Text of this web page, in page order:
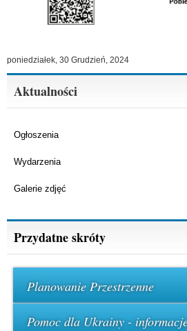
poniedziałek, 30 Grudzień, 2024
Aktualności
Ogłoszenia
Wydarzenia
Galerie zdjęć
Przydatne skróty
Planowanie Przestrzenne
Pomoc dla Ukrainy -